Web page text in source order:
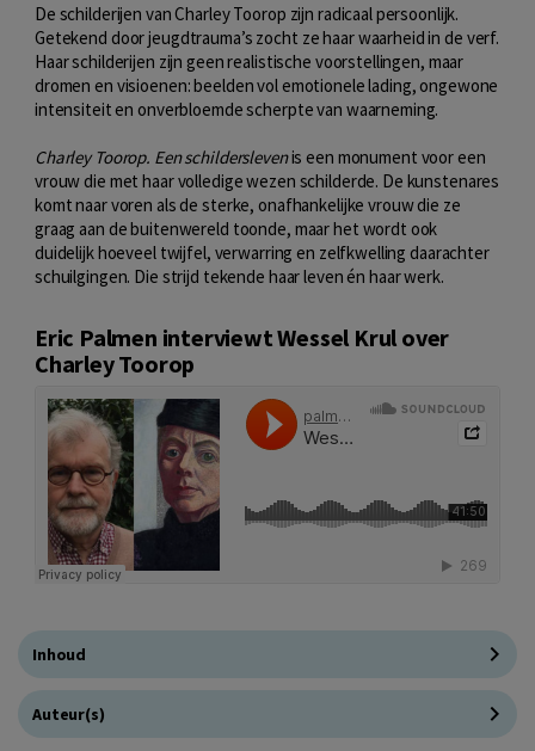
De schilderijen van Charley Toorop zijn radicaal persoonlijk.
Getekend door jeugdtrauma’s zocht ze haar waarheid in de verf.
Haar schilderijen zijn geen realistische voorstellingen, maar
dromen en visioenen: beelden vol emotionele lading, ongewone
intensiteit en onverbloemde scherpte van waarneming.
Charley Toorop. Een schilderslevenis een monument voor een
vrouw die met haar volledige wezen schilderde. De kunstenares
komt naar voren als de sterke, onafhankelijke vrouw die ze
graag aan de buitenwereld toonde, maar het wordt ook
duidelijk hoeveel twijfel, verwarring en zelfkwelling daarachter
schuilgingen. Die strijd tekende haar leven én haar werk.
Eric Palmen interviewt Wessel Krul over
Charley Toorop
Inhoud
Auteur(s)